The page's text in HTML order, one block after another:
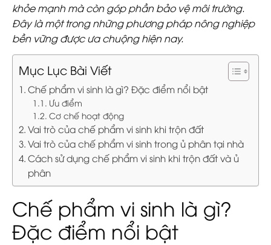
khỏe mạnh mà còn góp phần bảo vệ môi trường.
Đây là một trong những phương pháp nông nghiệp
bền vững được ưa chuộng hiện nay.
Mục Lục Bài Viết
Chế phẩm vi sinh là gì? Đặc điểm nổi bật
Ưu điểm
Cơ chế hoạt động
Vai trò của chế phẩm vi sinh khi trộn đất
Vai trò của chế phẩm vi sinh trong ủ phân tại nhà
Cách sử dụng chế phẩm vi sinh khi trộn đất và ủ
phân
Chế phẩm vi sinh là gì?
Đặc điểm nổi bật